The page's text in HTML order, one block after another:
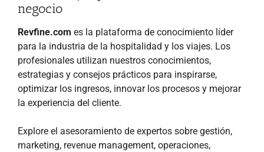
negocio
Revfine.com es la plataforma de conocimiento líder
para la industria de la hospitalidad y los viajes. Los
profesionales utilizan nuestros conocimientos,
estrategias y consejos prácticos para inspirarse,
optimizar los ingresos, innovar los procesos y mejorar
la experiencia del cliente.
Explore el asesoramiento de expertos sobre gestión,
marketing, revenue management, operaciones,